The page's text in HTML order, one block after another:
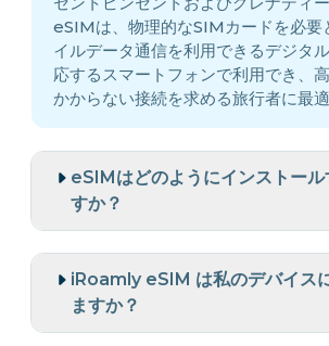
eSIMは、物理的なSIMカードを必要
イルデータ通信を利用できるデジタ
応するスマートフォンで利用でき、
かからない接続を求める旅行者に最適
eSIMはどのようにインストー
すか？
iRoamly eSIM は私のデバイス
ますか？